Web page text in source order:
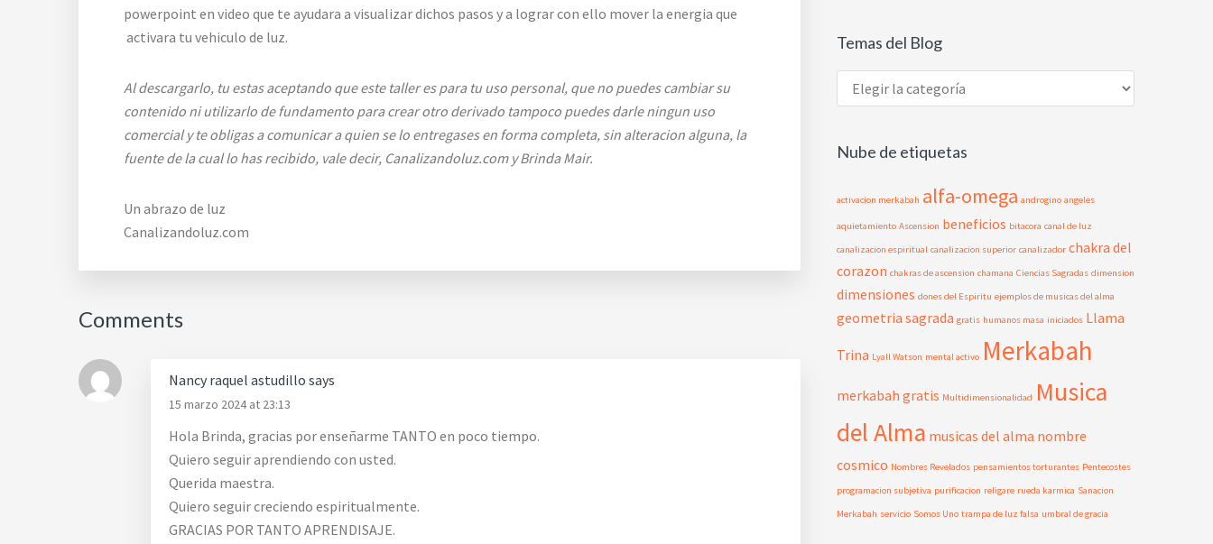
powerpoint en video que te ayudara a visualizar dichos pasos y a lograr con ello mover la energia que
activara tu vehiculo de luz.
Al descargarlo, tu estas aceptando que este taller es para tu uso personal, que no puedes cambiar su
contenido ni utilizarlo de fundamento para crear otro derivado tampoco puedes darle ningun uso
comercial y te obligas a comunicar a quien se lo entregases en forma completa, sin alteracion alguna, la
fuente de la cual lo has recibido, vale decir, Canalizandoluz.com y Brinda Mair.
Un abrazo de luz
Canalizandoluz.com
Reader
Interactions
Comments
Nancy raquel astudillo says
15 marzo 2024 at 23:13
Hola Brinda, gracias por enseñarme TANTO en poco tiempo.
Quiero seguir aprendiendo con usted.
Querida maestra.
Quiero seguir creciendo espiritualmente.
GRACIAS POR TANTO APRENDISAJE.
Temas del Blog
Temas
del
Nube de etiquetas
activacion merkabah alfa-omega androgino angeles
aquietamiento Ascension beneficios bitacora canal de luz
canalizacion espiritual canalizacion superior canalizador chakra del
corazon chakras de ascension chamana Ciencias Sagradas dimension
dimensiones dones del Espiritu ejemplos de musicas del alma
geometria sagrada gratis humanos masa iniciados Llama
Trina Lyall Watson mental activo Merkabah
merkabah gratis Multidimensionalidad Musica
del Alma musicas del alma nombre
cosmico Nombres Revelados pensamientos torturantes Pentecostes
programacion subjetiva purificacion religare rueda karmica Sanacion
Merkabah servicio Somos Uno trampa de luz falsa umbral de gracia